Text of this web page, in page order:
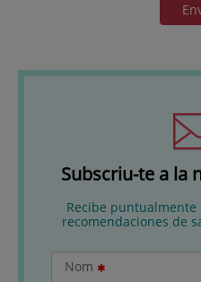
Subscriu-te a la
Recibe
recomendaciones de
Nom